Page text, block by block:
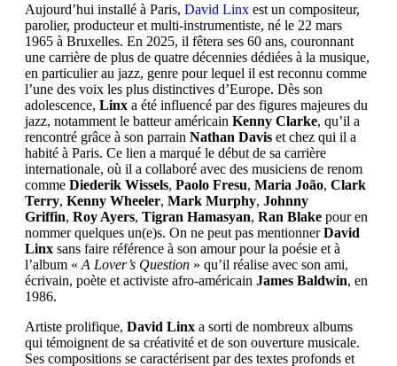
Aujourd’hui installé à Paris, David Linx est un compositeur,
parolier, producteur et multi-instrumentiste, né le 22 mars
1965 à Bruxelles. En 2025, il fêtera ses 60 ans, couronnant
une carrière de plus de quatre décennies dédiées à la musique,
en particulier au jazz, genre pour lequel il est reconnu comme
l’une des voix les plus distinctives d’Europe. Dès son
adolescence, Linx a été influencé par des figures majeures du
jazz, notamment le batteur américain Kenny Clarke, qu’il a
rencontré grâce à son parrain Nathan Davis et chez qui il a
habité à Paris. Ce lien a marqué le début de sa carrière
internationale, où il a collaboré avec des musiciens de renom
comme Diederik Wissels, Paolo Fresu, Maria João, Clark
Terry, Kenny Wheeler, Mark Murphy, Johnny
Griffin, Roy Ayers, Tigran Hamasyan, Ran Blake pour en
nommer quelques un(e)s. On ne peut pas mentionnerDavid
Linx sans faire référence à son amour pour la poésie et à
l’album « A Lover’s Question » qu’il réalise avec son ami,
écrivain, poète et activiste afro-américain James Baldwin, en
1986.
Artiste prolifique, David Linx a sorti de nombreux albums
qui témoignent de sa créativité et de son ouverture musicale.
Ses compositions se caractérisent par des textes profonds et